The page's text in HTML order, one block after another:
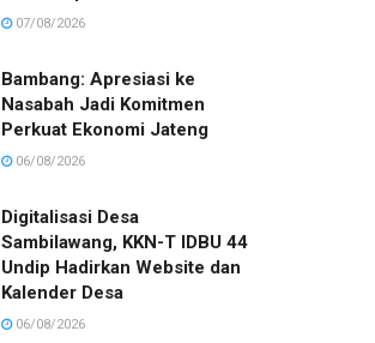
07/08/2026
Bambang: Apresiasi ke
Nasabah Jadi Komitmen
Perkuat Ekonomi Jateng
06/08/2026
Digitalisasi Desa
Sambilawang, KKN-T IDBU 44
Undip Hadirkan Website dan
Kalender Desa
06/08/2026